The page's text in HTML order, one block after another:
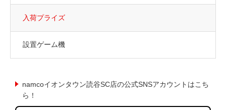
入荷プライズ
設置ゲーム機
namcoイオンタウン読谷SC店の公式SNSアカウントはこち
ら！